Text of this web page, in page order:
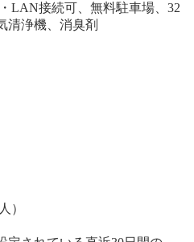
LAN接続可、無料駐車場、32
清浄機、消臭剤
）